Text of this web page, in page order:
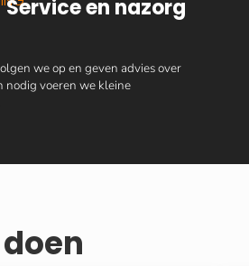
Service en nazorg
we op en geven advies over
nodig voeren we kleine